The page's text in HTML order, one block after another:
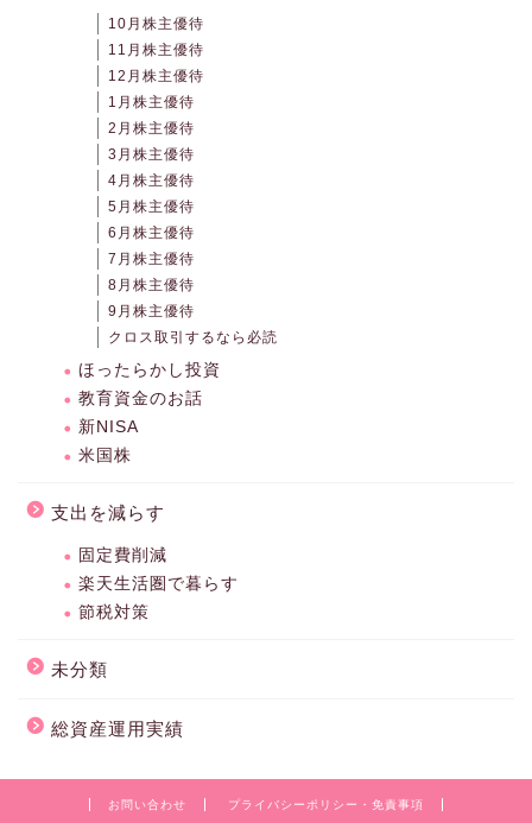
10月株主優待
11月株主優待
12月株主優待
1月株主優待
2月株主優待
3月株主優待
4月株主優待
5月株主優待
6月株主優待
7月株主優待
8月株主優待
9月株主優待
クロス取引するなら必読
ほったらかし投資
教育資金のお話
新NISA
米国株
支出を減らす
固定費削減
楽天生活圏で暮らす
節税対策
未分類
総資産運用実績
お問い合わせ プライバシーポリシー・免責事項